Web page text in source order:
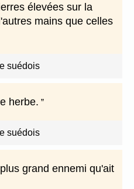
élevées sur la
mains que celles
suédois
herbe.
suédois
grand ennemi qu'ait